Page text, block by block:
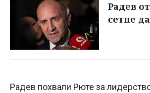
Радев
сетне
Радев похвали Рюте за